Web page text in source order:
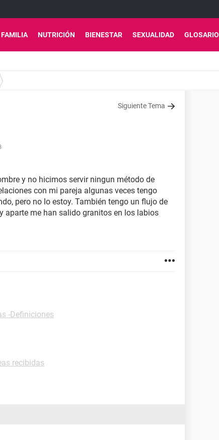
FAMILIA NUTRICIÓN BIENESTAR SEXUALIDAD GLOSARIO
Siguiente Tema
y no hicimos servir ningun método de
con mi pareja algunas veces tengo
pero no lo estoy. También tengo un flujo de
aparte me han salido granitos en los labios
-Definiciones
recibidas